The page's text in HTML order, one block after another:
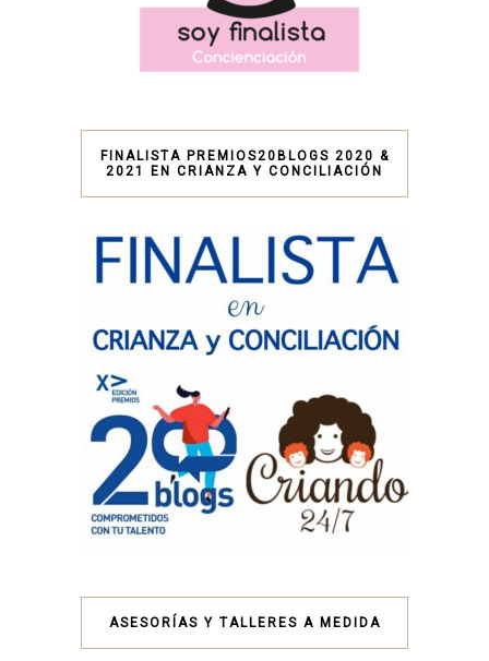
FINALISTA PREMIOS20BLOGS 2020 &
2021 EN CRIANZA Y CONCILIACIÓN
ASESORÍAS Y TALLERES A MEDIDA